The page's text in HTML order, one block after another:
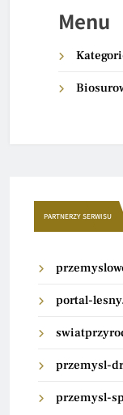
Menu
PARTNERZY SERWISU
portal-
przemysl-
przemysl-